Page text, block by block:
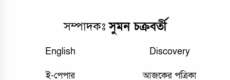
সম্পাদকঃসুমন চক্রবর্তী
English Discovery
ই-পেপার আজকের পত্রিকা